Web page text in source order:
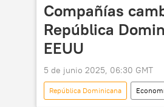
Compañías
República
EEUU
5 de junio 2025, 06:30 GMT
República Dominicana